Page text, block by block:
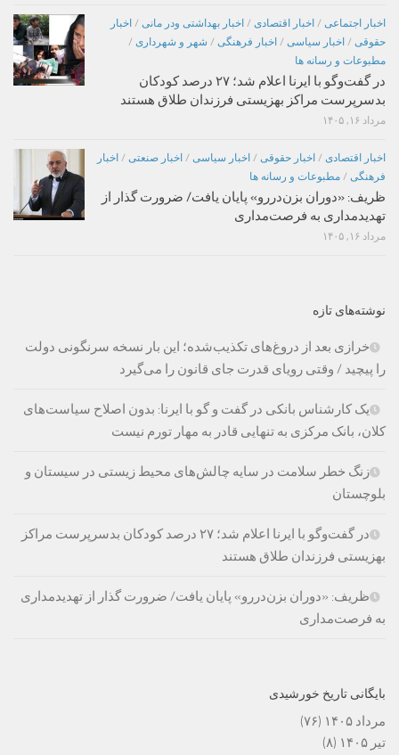
اخبار اجتماعی / اخبار اقتصادی / اخبار بهداشتی ودر مانی / اخبار
حقوقی / اخبار سیاسی / اخبار فرهنگی / شهر و شهرداری /
مطبوعات و رسانه ها
در گفت‌وگو با ایرنا اعلام شد؛ ۲۷ درصد کودکان
بدسرپرست مراکز بهزیستی فرزندان طلاق هستند
مرداد ۱۶, ۱۴۰۵
اخبار اقتصادی / اخبار حقوقی / اخبار سیاسی / اخبار صنعتی / اخبار
فرهنگی / مطبوعات و رسانه ها
ظریف: «دوران بزن‌دررو» پایان یافت/ ضرورت گذار از
تهدیدمداری به فرصت‌مداری
مرداد ۱۶, ۱۴۰۵
نوشته‌های تازه
خرازی بعد از دروغ‌های تکذیب‌شده؛ این بار نسخه سرنگونی دولت
را پیچید / وقتی رویای قدرت جای قانون را می‌گیرد
یک کارشناس بانکی در گفت و گو با ایرنا: بدون اصلاح سیاست‌های
کلان، بانک مرکزی به تنهایی قادر به مهار تورم نیست
زنگ خطر سلامت در سایه چالش‌های محیط زیستی در سیستان و
بلوچستان
در گفت‌وگو با ایرنا اعلام شد؛ ۲۷ درصد کودکان بدسرپرست مراکز
بهزیستی فرزندان طلاق هستند
ظریف: «دوران بزن‌دررو» پایان یافت/ ضرورت گذار از تهدیدمداری
به فرصت‌مداری
بایگانی تاریخ خورشیدی
مرداد ۱۴۰۵
(۷۶)
تیر ۱۴۰۵
(۸)